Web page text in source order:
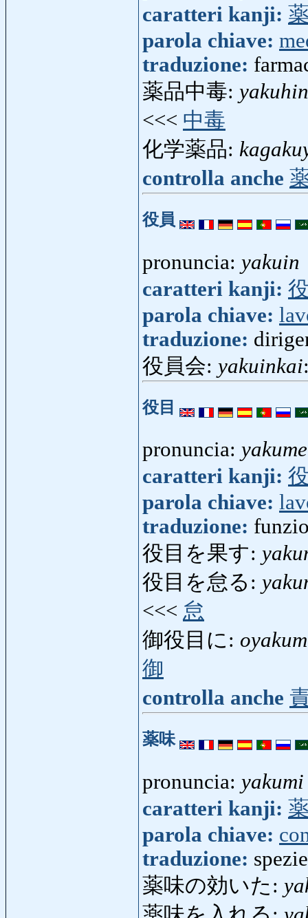
caratteri kanji:
parola chiave:
traduzione:
薬品中毒:
<<< 中毒
化学薬品:
controlla anche
役員
pronuncia: yakuin
caratteri kanji:
parola chiave:
traduzione:
役員会: yakuinkai
役目
pronuncia: yakume
caratteri kanji:
parola chiave:
traduzione:
役目を果す:
役目を怠る:
<<< 怠
御役目に:
御
controlla anche
薬味
pronuncia: yakumi
caratteri kanji:
parola chiave:
traduzione:
薬味の効いた: